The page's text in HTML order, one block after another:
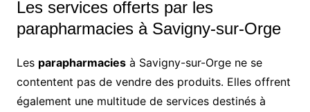
Les services offerts par les
parapharmacies à Savigny-sur-Orge
Les parapharmaciesà Savigny-sur-Orge ne se
contentent pas de vendre des produits. Elles offrent
également une multitude de services destinés à